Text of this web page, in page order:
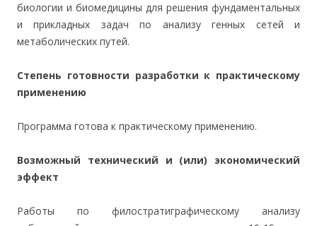
биологии и биомедицины для решения фундаментальных
и прикладных задач по анализу генных сетей и
метаболических путей.
Степень готовности разработки к практическому
применению
Программа готова к практическому применению.
Возможный технический и (или) экономический
эффект
Работы по филостратиграфическому анализу